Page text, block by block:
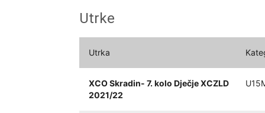
Utrke
Utrka
XCO Skradin- 7. kolo Dječje XCZLD
2021/22